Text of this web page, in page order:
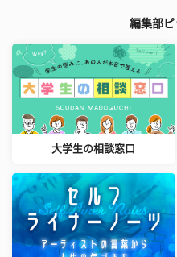
編集部
大学生の相談窓口